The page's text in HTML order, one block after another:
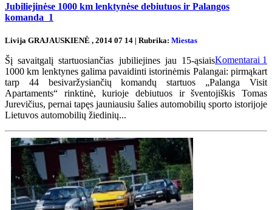
Jubiliejinėse 1000 km lenktynėse debiutuos ir Palangos
komanda 1
Livija GRAJAUSKIENĖ , 2014 07 14 | Rubrika: Miestas
Komentarai 1
Šį savaitgalį startuosiančias jubiliejines jau 15-ąsiais
1000 km lenktynes galima pavaidinti istorinėmis Palangai: pirmąkart
tarp 44 besivaržysiančių komandų startuos „Palanga Visit
Apartaments“ rinktinė, kurioje debiutuos ir šventojiškis Tomas
Jurevičius, pernai tapęs jauniausiu šalies automobilių sporto istorijoje
Lietuvos automobilių žiedinių...